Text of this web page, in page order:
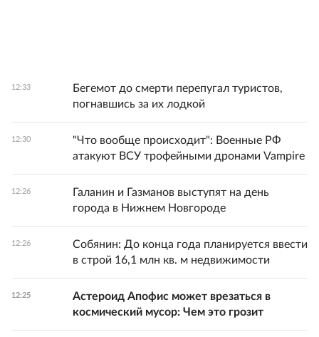
12:33
Бегемот до смерти перепугал туристов,
погнавшись за их лодкой
12:30
"Что вообще происходит": Военные РФ
атакуют ВСУ трофейными дронами Vampire
12:26
Галанин и Газманов выступят на день
города в Нижнем Новгороде
12:26
Собянин: До конца года планируется ввести
в строй 16,1 млн кв. м недвижимости
12:25
Астероид Апофис может врезаться в
космический мусор: Чем это грозит